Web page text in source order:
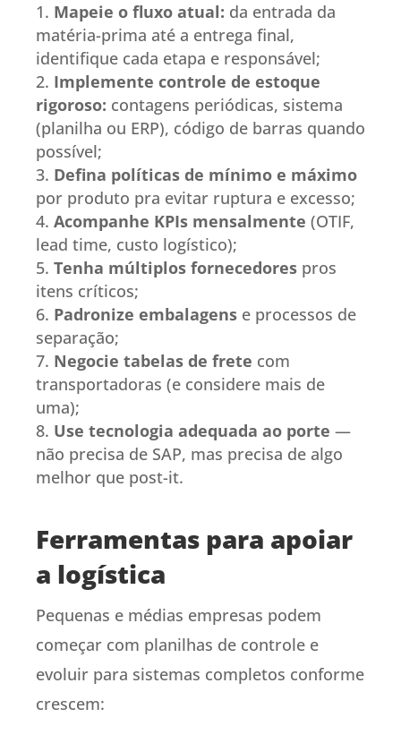
Mapeie o fluxo atual: da entrada da
matéria-prima até a entrega final,
identifique cada etapa e responsável;
Implemente controle de estoque
rigoroso: contagens periódicas, sistema
(planilha ou ERP), código de barras quando
possível;
Defina políticas de mínimo e máximo
por produto pra evitar ruptura e excesso;
Acompanhe KPIs mensalmente (OTIF,
lead time, custo logístico);
Tenha múltiplos fornecedores pros
itens críticos;
Padronize embalagens e processos de
separação;
Negocie tabelas de frete com
transportadoras (e considere mais de
uma);
Use tecnologia adequada ao porte —
não precisa de SAP, mas precisa de algo
melhor que post-it.
Ferramentas para apoiar
a logística
Pequenas e médias empresas podem
começar com planilhas de controle e
evoluir para sistemas completos conforme
crescem: